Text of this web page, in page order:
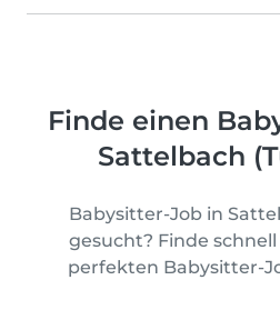
Finde einen
Sattelbach
Babysitter-Job in
gesucht? Finde
perfekten Babysitter-